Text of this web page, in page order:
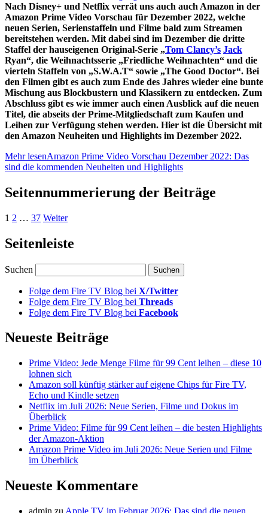
Nach Disney+ und Netflix verrät uns auch auch Amazon in der
Amazon Prime Video Vorschau für Dezember 2022, welche
neuen Serien, Serienstaffeln und Filme bald zum Streamen
bereitstehen werden. Mit dabei sind im Dezember die dritte
Staffel der hauseigenen Original-Serie „Tom Clancy’s Jack
Ryan“, die Weihnachtsserie „Friedliche Weihnachten“ und die
vierteln Staffeln von „S.W.A.T“ sowie „The Good Doctor“. Bei
den Filmen gibt es auch zum Ende des Jahres wieder eine bunte
Mischung aus Blockbustern und Klassikern zu entdecken. Zum
Abschluss gibt es wie immer auch einen Ausblick auf die neuen
Titel, die abseits der Prime-Mitgliedschaft zum Kaufen und
Leihen zur Verfügung stehen werden. Hier ist die Übersicht mit
den Amazon Neuheiten und Highlights im Dezember 2022.
Mehr lesenAmazon Prime Video Vorschau Dezember 2022: Das
sind die kommenden Neuheiten und Highlights
Seitennummerierung der Beiträge
1 2 … 37 Weiter
Seitenleiste
Suchen
Folge dem Fire TV Blog bei X/Twitter
Folge dem Fire TV Blog bei Threads
Folge dem Fire TV Blog bei Facebook
Neueste Beiträge
Prime Video: Jede Menge Filme für 99 Cent leihen – diese 10
lohnen sich
Amazon soll künftig stärker auf eigene Chips für Fire TV,
Echo und Kindle setzen
Netflix im Juli 2026: Neue Serien, Filme und Dokus im
Überblick
Prime Video: Filme für 99 Cent leihen – die besten Highlights
der Amazon-Aktion
Amazon Prime Video im Juli 2026: Neue Serien und Filme
im Überblick
Neueste Kommentare